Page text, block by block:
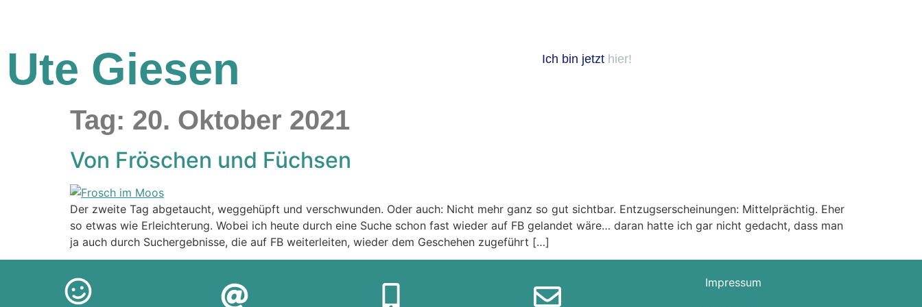
Ute Giesen Ich bin jetzt hier!
Tag: 20. Oktober 2021
Von Fröschen und Füchsen
Der zweite Tag abgetaucht, weggehüpft und verschwunden. Oder auch: Nicht mehr ganz so gut sichtbar. Entzugserscheinungen: Mittelprächtig. Eher
so etwas wie Erleichterung. Wobei ich heute durch eine Suche schon fast wieder auf FB gelandet wäre… daran hatte ich gar nicht gedacht, dass man
ja auch durch Suchergebnisse, die auf FB weiterleiten, wieder dem Geschehen zugeführt […]
... aber sooo
Impressum